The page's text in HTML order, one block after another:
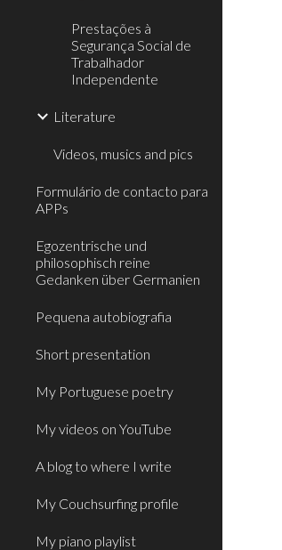
Prestações à
Segurança Social de
Trabalhador
Independente
Literature
Videos, musics and pics
Formulário de contacto para
APPs
Egozentrische und
philosophisch reine
Gedanken über Germanien
Pequena autobiografia
Short presentation
My Portuguese poetry
My videos on YouTube
A blog to where I write
My Couchsurfing profile
My piano playlist